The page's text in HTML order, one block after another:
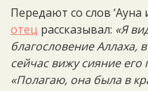
Передают со слов
отец рассказывал: «Я
благословение Аллаха,
сейчас вижу сияние его
«Полагаю, она была в